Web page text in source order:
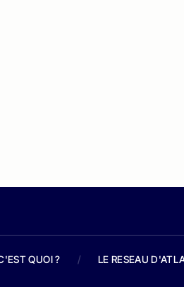
QUOI ? / LE RESEAU